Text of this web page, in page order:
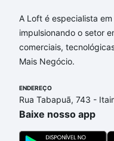
Apartamentos com 3
Castelo Branco,
de R$ 0 e com
imobiliário as
envolvidos no
portal quanto custa
conte com a gente
sonhos com
A Loft é especialista
impulsionando o setor
comerciais,
Mais Negócio.
ENDEREÇO
Rua Tabapuã, 743 -
Baixe nosso app